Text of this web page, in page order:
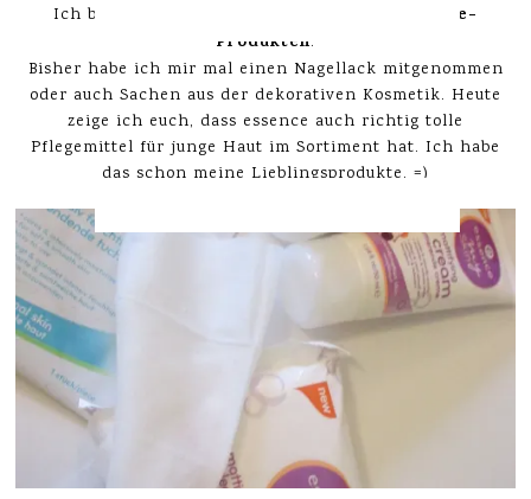
Ich bin ein großer Fan von den
bunten essence-
Produkten.
Bisher habe ich mir mal einen Nagellack mitgenommen
oder auch Sachen aus der dekorativen Kosmetik. Heute
zeige ich euch, dass essence auch richtig tolle
Pflegemittel für junge Haut im Sortiment hat. Ich habe
das schon meine Lieblingsprodukte. =)